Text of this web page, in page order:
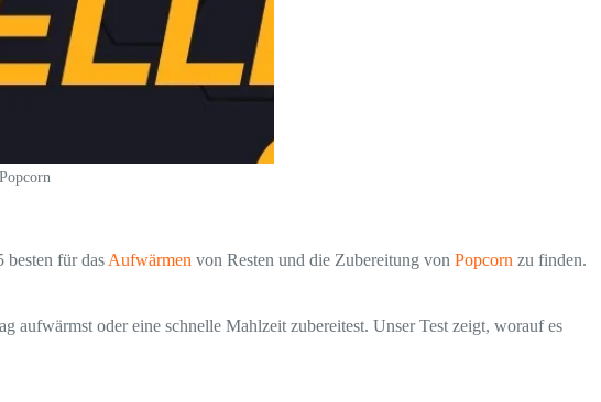
besten für das Aufwärmen von Resten und die Zubereitung von Popcorn zu finden.
oder eine schnelle Mahlzeit zubereitest. Unser Test zeigt, worauf es